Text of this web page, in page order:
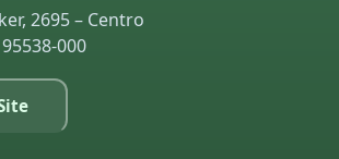
2695 – Centro
000